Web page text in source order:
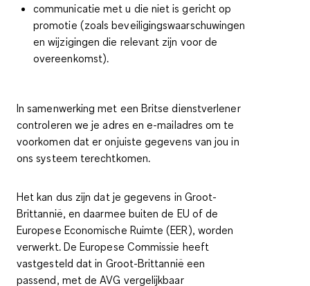
communicatie met u die niet is gericht op
promotie (zoals beveiligingswaarschuwingen
en wijzigingen die relevant zijn voor de
overeenkomst).
In samenwerking met een Britse dienstverlener
controleren we je adres en e-mailadres om te
voorkomen dat er onjuiste gegevens van jou in
ons systeem terechtkomen.
Het kan dus zijn dat je gegevens in Groot-
Brittannië, en daarmee buiten de EU of de
Europese Economische Ruimte (EER), worden
verwerkt. De Europese Commissie heeft
vastgesteld dat in Groot-Brittannië een
passend, met de AVG vergelijkbaar